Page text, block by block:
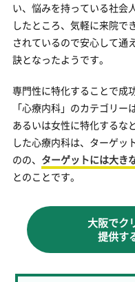
い、悩みを持っている社会
したところ、気軽に来院で
されているので安心して通
訣となったようです。
専門性に特化することで成
「心療内科」のカテゴリー
あるいは女性に特化するな
した心療内科は、ターゲッ
のの、 ターゲットには大き
とのことです。
大阪でク
提供す